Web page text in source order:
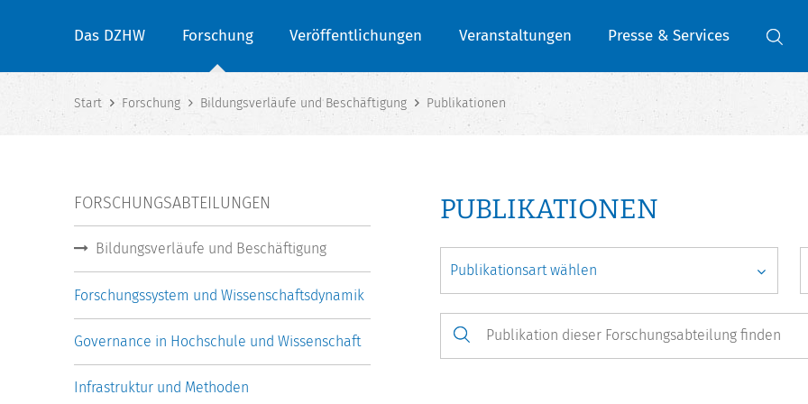
Das DZHW Forschung Veröffentlichungen Veranstaltungen Presse & Services
Start Forschung Bildungsverläufe und Beschäftigung Publikationen
PUBLIKATIONEN
FORSCHUNGSABTEILUNGEN
Bildungsverläufe und Beschäftigung
Forschungssystem und Wissenschaftsdynamik
Governance in Hochschule und Wissenschaft
Infrastruktur und Methoden